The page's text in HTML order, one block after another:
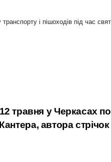
і пішоходів під час
12 травня у Черкасах
Кантера, автора